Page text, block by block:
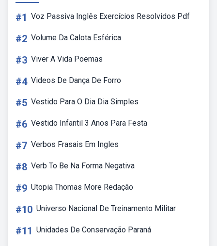
#1 Voz Passiva Inglês Exercícios Resolvidos Pdf
#2 Volume Da Calota Esférica
#3 Viver A Vida Poemas
#4 Videos De Dança De Forro
#5 Vestido Para O Dia Dia Simples
#6 Vestido Infantil 3 Anos Para Festa
#7 Verbos Frasais Em Ingles
#8 Verb To Be Na Forma Negativa
#9 Utopia Thomas More Redação
#10 Universo Nacional De Treinamento Militar
#11 Unidades De Conservação Paraná